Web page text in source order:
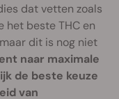
dat vetten zoals
het beste THC en
dit is nog niet
naar maximale
de beste keuze
van